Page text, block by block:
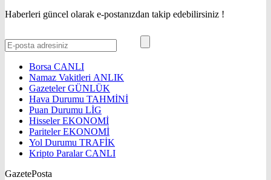
Haberleri güncel olarak e-postanızdan takip edebilirsiniz !
Borsa CANLI
Namaz Vakitleri ANLIK
GazetelerGÜNLÜK
Hava Durumu TAHMİNİ
Puan Durumu LİG
HisselerEKONOMİ
ParitelerEKONOMİ
Yol Durumu TRAFİK
Kripto ParalarCANLI
GazetePosta